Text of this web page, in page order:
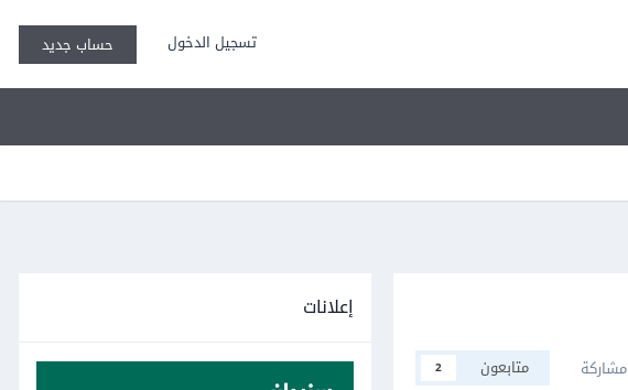
تسجيل الدخول حساب جديد
مشاركة متابعون 2
إعلانات